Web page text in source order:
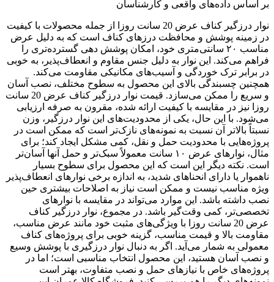
بر اساس داده‌های واقعی و کارشناسان
نوار درزگیر کناف عرض 20 سانت روزا از جمله محصولات با کیفیت
در زمینه پوشش و محافظت درزهای کناف است که به دلیل عرض
مناسب ۲۰ سانتی‌متری خود، امکان پوشش دهی گسترده‌تری را
فراهم می‌کند. این نوار به دلیل جنس مقاوم و انعطاف‌پذیر، به خوبی
در برابر ترک خوردگی و آسیب‌های مکانیکی مقاومت می‌کند.
همچنین چسبندگی بالای این محصول به سطوح مختلف، نصب آسان
و سریع را ممکن می‌سازد. قیمت نوار درزگیر کناف عرض 20 سانت
روزا نیز در مقایسه با کیفیت ارائه شده، مقرون به صرفه ارزیابی
می‌شود. با این حال، یکی از محدودیت‌های این نوار درزگیر، وزن
نسبتاً بالاتر آن نسبت به نمونه‌های نازک‌تر است که ممکن است در
پروژه‌هایی با محدودیت حمل و نقل، کمی مشکل ایجاد کند؛ برای
مثال، نوارهای عرض ۱۰ سانت معمولاً سبک‌تر و حمل آنها آسان‌تر
است. نکته دیگر این است که این محصول برای سطوح بسیار
ناهموار یا دارای انحناهای شدید، به اندازه برخی نوارهای انعطاف‌پذیر
ویژه مناسب نیست و ممکن است نیاز به اصلاحات بیشتری حین
نصب داشته باشد. این موارد می‌تواند در مقایسه با نوارهای
تخصصی‌تر، کمی وقت‌گیر باشد. در مجموع، نوار درزگیر کناف
عرض 20 سانت روزا با ویژگی‌های مثبت خود مانند عرض مناسب،
مقاومت بالا و قیمت مناسب، گزینه خوبی برای پروژه‌های کناف
معمولی به شمار می‌آید. اگر به دنبال نوار درزگیری با پوشش وسیع
و نصب آسان هستید، این محصول انتخاب مناسبی است؛ اما در
پروژه‌های خاص با نیازهای حمل و نصب متفاوت، بهتر است